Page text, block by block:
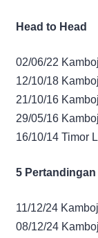
Head to Head
02/06/22
12/10/18
21/10/16
29/05/16
16/10/14 Timor
5
11/12/24
08/12/24